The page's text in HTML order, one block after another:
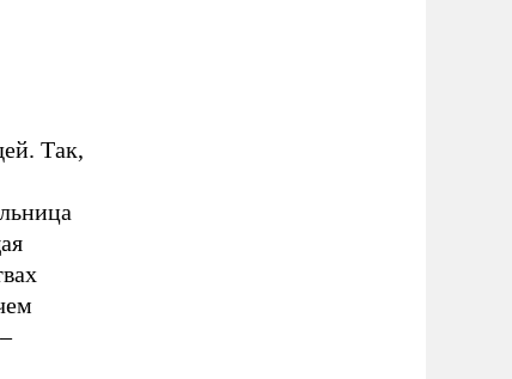
Так,